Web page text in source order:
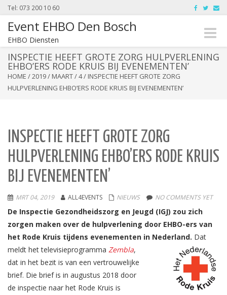
Tel: 073 200 10 60
Event EHBO Den Bosch
EHBO Diensten
Toggle
INSPECTIE HEEFT GROTE ZORG HULPVERLENING
EHBO’ERS RODE KRUIS BIJ EVENEMENTEN’
HOME /2019/ MAART/4/ INSPECTIE HEEFT GROTE ZORG
HULPVERLENING EHBO’ERS RODE KRUIS BIJ EVENEMENTEN’
INSPECTIE HEEFT GROTE ZORG
HULPVERLENING EHBO’ERS RODE KRUIS
BIJ EVENEMENTEN’
MRT 04, 2019 ALL4EVENTS NIEUWS NO COMMENTS YET
De Inspectie Gezondheidszorg en Jeugd (IGJ) zou zich
zorgen maken over de hulpverlening door EHBO-ers van
het Rode Kruis tijdens evenementen in Nederland. Dat
meldt het televisieprogramma Zembla,
dat in het bezit is van een vertrouwelijke
brief. Die brief is in augustus 2018 door
de inspectie naar het Rode Kruis is